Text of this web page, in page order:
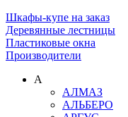
Шкафы-купе на заказ
Деревянные лестницы
Пластиковые окна
Производители
А
АЛМАЗ
АЛЬБЕРО